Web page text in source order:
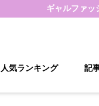
ギャルファッ
人気ランキング 記